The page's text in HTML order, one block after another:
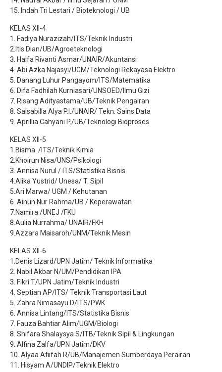
15. Indah Tri Lestari / Bioteknologi / UB
KELAS XII-4
1. Fadiya Nurazizah/ITS/Teknik Industri
2.Itis Dian/UB/Agroeteknologi
3. Haifa Rivanti Asmar/UNAIR/Akuntansi
4. Abi Azka Najasyi/UGM/Teknologi Rekayasa Elektro
5. Danang Luhur Pangayom/ITS/Matematika
6. Difa Fadhilah Kurniasari/UNSOED/Ilmu Gizi
7. Risang Adityastama/UB/Teknik Pengairan
8. Salsabilla Alya P.I./UNAIR/ Tekn. Sains Data
9. Aprillia Cahyani P./UB/Teknologi Bioproses
KELAS XII-5
1.Bisma. /ITS/Teknik Kimia
2.Khoirun Nisa/UNS/Psikologi
3. Annisa Nurul / ITS/Statistika Bisnis
4.Alika Yustrid/ Unesa/ T. Sipil
5.Ari Marwa/ UGM / Kehutanan
6. Ainun Nur Rahma/UB / Keperawatan
7.Namira /UNEJ /FKU
8.Aulia Nurrahma/ UNAIR/FKH
9.Azzara Maisaroh/UNM/Teknik Mesin
KELAS XII-6
1.Denis Lizard/UPN Jatim/ Teknik Informatika
2. Nabil Akbar N/UM/Pendidikan IPA
3. Fikri T/UPN Jatim/Teknik Industri
4. Septian AP/ITS/ Teknik Transportasi Laut
5. Zahra Nimasayu D/ITS/PWK
6. Annisa Lintang/ITS/Statistika Bisnis
7. Fauza Bahtiar Alim/UGM/Biologi
8. Shifara Shalaysya S/ITB/Teknik Sipil & Lingkungan
9. Alfina Zalfa/UPN Jatim/DKV
10. Alyaa Afiifah R/UB/Manajemen Sumberdaya Perairan
11. Hisyam A/UNDIP/Teknik Elektro